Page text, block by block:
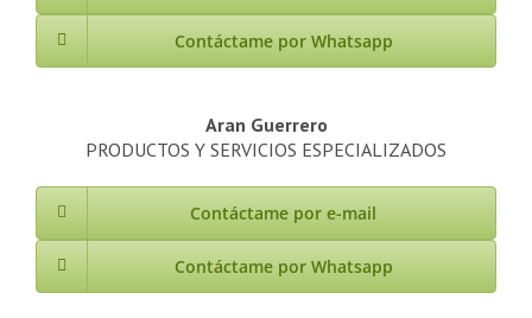
Contáctame por Whatsapp
Aran Guerrero
PRODUCTOS Y SERVICIOS ESPECIALIZADOS
Contáctame por e-mail
Contáctame por Whatsapp